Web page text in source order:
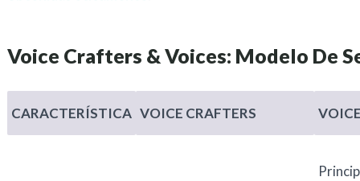
Voice Crafters & Voices: Modelo De
CARACTERÍSTICA VOICE CRAFTERS